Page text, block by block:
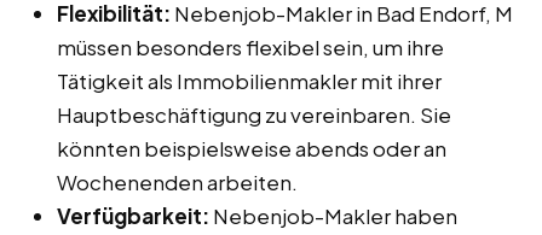
Flexibilität: Nebenjob-Makler in Bad Endorf, M
müssen besonders flexibel sein, um ihre
Tätigkeit als Immobilienmakler mit ihrer
Hauptbeschäftigung zu vereinbaren. Sie
könnten beispielsweise abends oder an
Wochenenden arbeiten.
Verfügbarkeit: Nebenjob-Makler haben